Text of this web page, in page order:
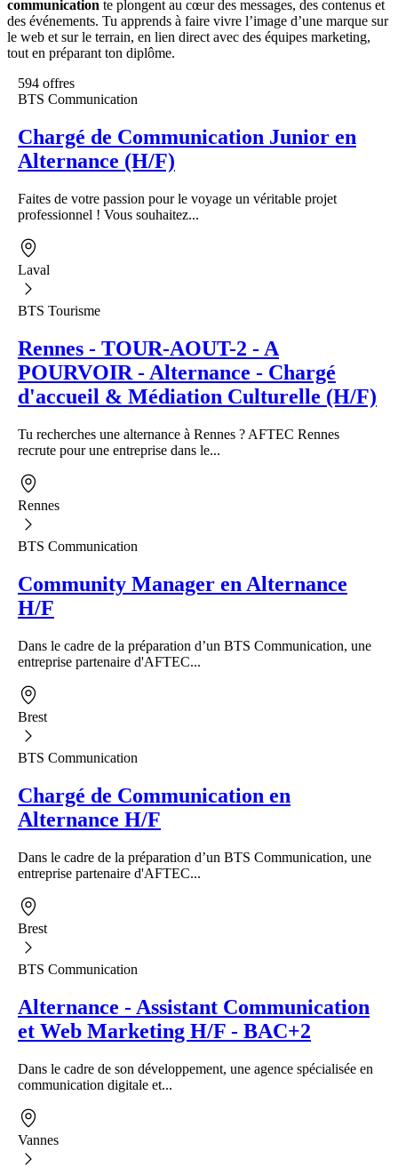
communication te plongent au cœur des messages, des contenus et
des événements. Tu apprends à faire vivre l’image d’une marque sur
le web et sur le terrain, en lien direct avec des équipes marketing,
tout en préparant ton diplôme.
594 offres
BTS Communication
Chargé de Communication Junior en
Alternance (H/F)
Faites de votre passion pour le voyage un véritable projet
professionnel ! Vous souhaitez...
Laval
BTS Tourisme
Rennes - TOUR-AOUT-2 - A
POURVOIR - Alternance - Chargé
d'accueil & Médiation Culturelle (H/F)
Tu recherches une alternance à Rennes ? AFTEC Rennes
recrute pour une entreprise dans le...
Rennes
BTS Communication
Community Manager en Alternance
H/F
Dans le cadre de la préparation d’un BTS Communication, une
entreprise partenaire d'AFTEC...
Brest
BTS Communication
Chargé de Communication en
Alternance H/F
Dans le cadre de la préparation d’un BTS Communication, une
entreprise partenaire d'AFTEC...
Brest
BTS Communication
Alternance - Assistant Communication
et Web Marketing H/F - BAC+2
Dans le cadre de son développement, une agence spécialisée en
communication digitale et...
Vannes